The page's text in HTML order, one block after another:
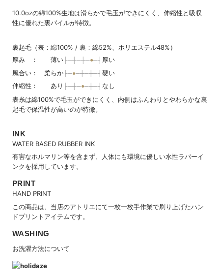
10.0ozの綿100%生地は滑らかで毛玉ができにくく、伸縮性と吸収
性に優れた裏パイルが特徴。
裏起毛（表：綿100% / 裏：綿52%、ポリエステル48%）
厚み ： 薄い
厚い
風合い： 柔らか
硬い
伸縮性： あり
なし
表糸は綿100%で毛玉ができにくく、内側はふんわりとやわらかな裏
起毛で保温性が高いのが特徴。
INK
WATER BASED RUBBER INK
有害なホルマリン等を含まず、人体にも環境に優しい水性ラバーイ
ンクを採用しています。
PRINT
HAND PRINT
この商品は、当店のアトリエにて一枚一枚手作業で刷り上げたハン
ドプリントアイテムです。
WASHING
お洗濯方法について